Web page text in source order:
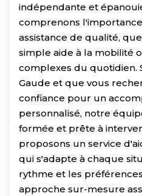
indépendante et
comprenons
assistance de qualité,
simple aide à la mobilité
complexes du quotidien.
Gaude et que vous
confiance pour un
personnalisé, notre
formée et prête à
proposons un service
qui s'adapte à chaque
rythme et les
approche sur-mesure